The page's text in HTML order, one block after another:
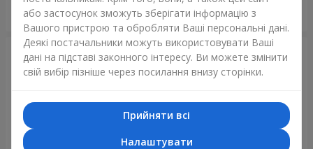
Замовити Замовити
або застосунок зможуть зберігати інформацію з
Вашого пристрою та обробляти Ваші персональні дані.
Деякі постачальники можуть використовувати Ваші
дані на підставі законного інтересу. Ви можете змінити
свій вибір пізніше через посилання внизу сторінки.
Прийняти всі
Налаштувати